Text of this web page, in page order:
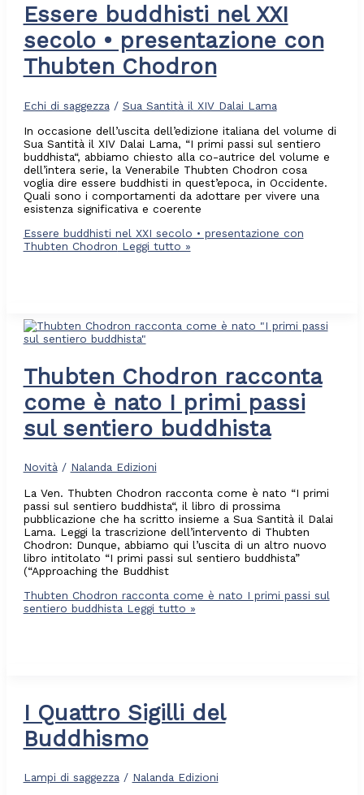
Essere buddhisti nel XXI
secolo • presentazione con
Thubten Chodron
Echi di saggezza / Sua Santità il XIV Dalai Lama
In occasione dell’uscita dell’edizione italiana del volume di
Sua Santità il XIV Dalai Lama, “I primi passi sul sentiero
buddhista“, abbiamo chiesto alla co-autrice del volume e
dell’intera serie, la Venerabile Thubten Chodron cosa
voglia dire essere buddhisti in quest’epoca, in Occidente.
Quali sono i comportamenti da adottare per vivere una
esistenza significativa e coerente
Essere buddhisti nel XXI secolo • presentazione con
Thubten Chodron Leggi tutto »
Thubten Chodron racconta
come è nato I primi passi
sul sentiero buddhista
Novità/ Nalanda Edizioni
La Ven. Thubten Chodron racconta come è nato “I primi
passi sul sentiero buddhista“, il libro di prossima
pubblicazione che ha scritto insieme a Sua Santità il Dalai
Lama. Leggi la trascrizione dell’intervento di Thubten
Chodron: Dunque, abbiamo qui l’uscita di un altro nuovo
libro intitolato “I primi passi sul sentiero buddhista”
(“Approaching the Buddhist
Thubten Chodron racconta come è nato I primi passi sul
sentiero buddhista Leggi tutto »
I Quattro Sigilli del
Buddhismo
Lampi di saggezza/ Nalanda Edizioni